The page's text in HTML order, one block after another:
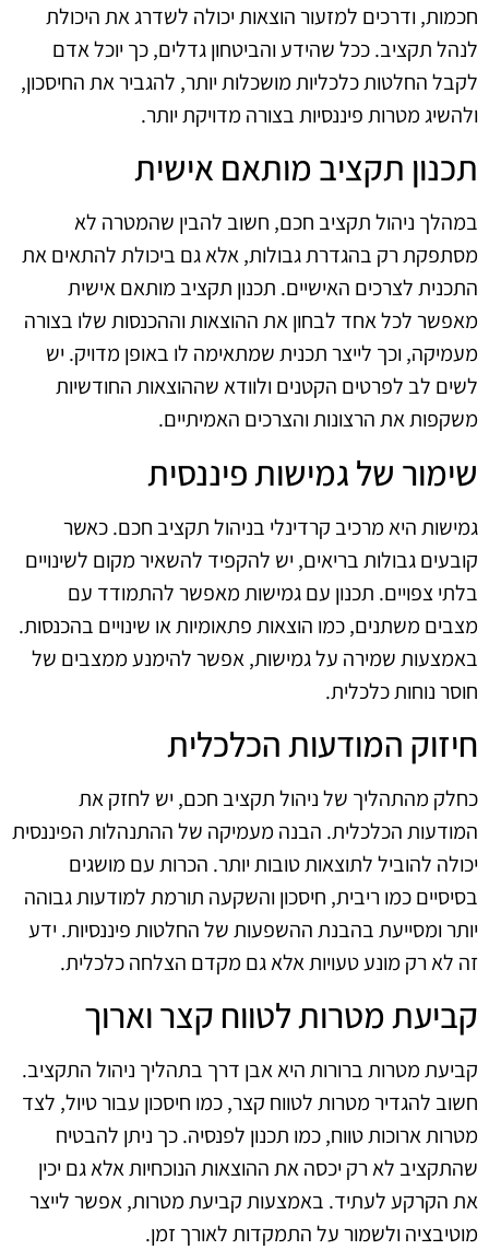
חכמות, ודרכים למזעור הוצאות יכולה לשדרג את היכולת
לנהל תקציב. ככל שהידע והביטחון גדלים, כך יוכל אדם
לקבל החלטות כלכליות מושכלות יותר, להגביר את החיסכון,
ולהשיג מטרות פיננסיות בצורה מדויקת יותר.
תכנון תקציב מותאם אישית
במהלך ניהול תקציב חכם, חשוב להבין שהמטרה לא
מסתפקת רק בהגדרת גבולות, אלא גם ביכולת להתאים את
התכנית לצרכים האישיים. תכנון תקציב מותאם אישית
מאפשר לכל אחד לבחון את ההוצאות וההכנסות שלו בצורה
מעמיקה, וכך לייצר תכנית שמתאימה לו באופן מדויק. יש
לשים לב לפרטים הקטנים ולוודא שההוצאות החודשיות
משקפות את הרצונות והצרכים האמיתיים.
שימור של גמישות פיננסית
גמישות היא מרכיב קרדינלי בניהול תקציב חכם. כאשר
קובעים גבולות בריאים, יש להקפיד להשאיר מקום לשינויים
בלתי צפויים. תכנון עם גמישות מאפשר להתמודד עם
מצבים משתנים, כמו הוצאות פתאומיות או שינויים בהכנסות.
באמצעות שמירה על גמישות, אפשר להימנע ממצבים של
חוסר נוחות כלכלית.
חיזוק המודעות הכלכלית
כחלק מהתהליך של ניהול תקציב חכם, יש לחזק את
המודעות הכלכלית. הבנה מעמיקה של ההתנהלות הפיננסית
יכולה להוביל לתוצאות טובות יותר. הכרות עם מושגים
בסיסיים כמו ריבית, חיסכון והשקעה תורמת למודעות גבוהה
יותר ומסייעת בהבנת ההשפעות של החלטות פיננסיות. ידע
זה לא רק מונע טעויות אלא גם מקדם הצלחה כלכלית.
קביעת מטרות לטווח קצר וארוך
קביעת מטרות ברורות היא אבן דרך בתהליך ניהול התקציב.
חשוב להגדיר מטרות לטווח קצר, כמו חיסכון עבור טיול, לצד
מטרות ארוכות טווח, כמו תכנון לפנסיה. כך ניתן להבטיח
שהתקציב לא רק יכסה את ההוצאות הנוכחיות אלא גם יכין
את הקרקע לעתיד. באמצעות קביעת מטרות, אפשר לייצר
מוטיבציה ולשמור על התמקדות לאורך זמן.